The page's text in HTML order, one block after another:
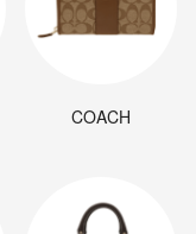
COACH